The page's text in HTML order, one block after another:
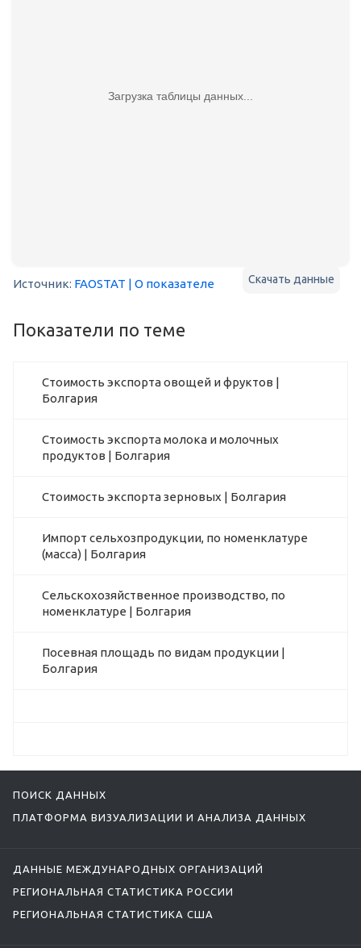
Загрузка таблицы данных...
Скачать данные
Источник: FAOSTAT | О показателе
Показатели по теме
Стоимость экспорта овощей и фруктов |
Болгария
Стоимость экспорта молока и молочных
продуктов | Болгария
Стоимость экспорта зерновых | Болгария
Импорт сельхозпродукции, по номенклатуре
(масса) | Болгария
Сельскохозяйственное производство, по
номенклатуре | Болгария
Посевная площадь по видам продукции |
Болгария
ПОИСК ДАННЫХ
ПЛАТФОРМА ВИЗУАЛИЗАЦИИ И АНАЛИЗА ДАННЫХ
ДАННЫЕ МЕЖДУНАРОДНЫХ ОРГАНИЗАЦИЙ
РЕГИОНАЛЬНАЯ СТАТИСТИКА РОССИИ
РЕГИОНАЛЬНАЯ СТАТИСТИКА США